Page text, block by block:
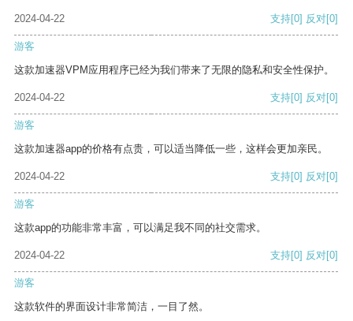
2024-04-22 支持[0] 反对[0]
游客
这款加速器VPM应用程序已经为我们带来了无限的隐私和安全性保护。
2024-04-22 支持[0] 反对[0]
游客
这款加速器app的价格有点贵，可以适当降低一些，这样会更加亲民。
2024-04-22 支持[0] 反对[0]
游客
这款app的功能非常丰富，可以满足我不同的社交需求。
2024-04-22 支持[0] 反对[0]
游客
这款软件的界面设计非常简洁，一目了然。